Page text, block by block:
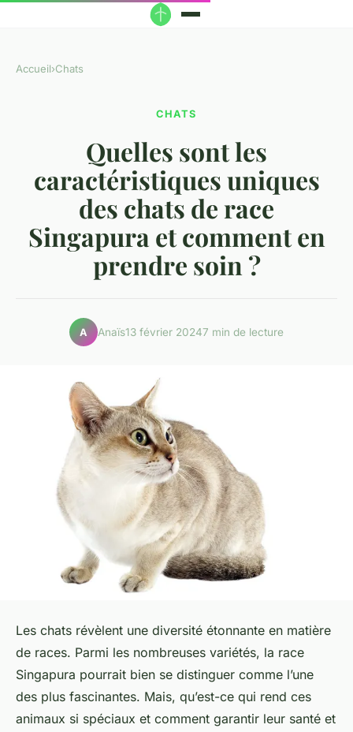
Accueil›Chats
CHATS
Quelles sont les
caractéristiques uniques
des chats de race
Singapura et comment en
prendre soin ?
A Anaïs13 février 20247 min de lecture
Les chats révèlent une diversité étonnante en matière
de races. Parmi les nombreuses variétés, la race
Singapura pourrait bien se distinguer comme l’une
des plus fascinantes. Mais, qu’est-ce qui rend ces
animaux si spéciaux et comment garantir leur santé et